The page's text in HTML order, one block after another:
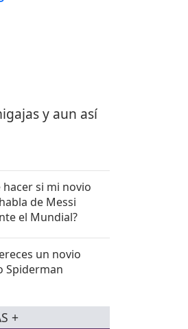
y aun así
hacer si mi novio
de Messi
el Mundial?
un novio
Spiderman
+